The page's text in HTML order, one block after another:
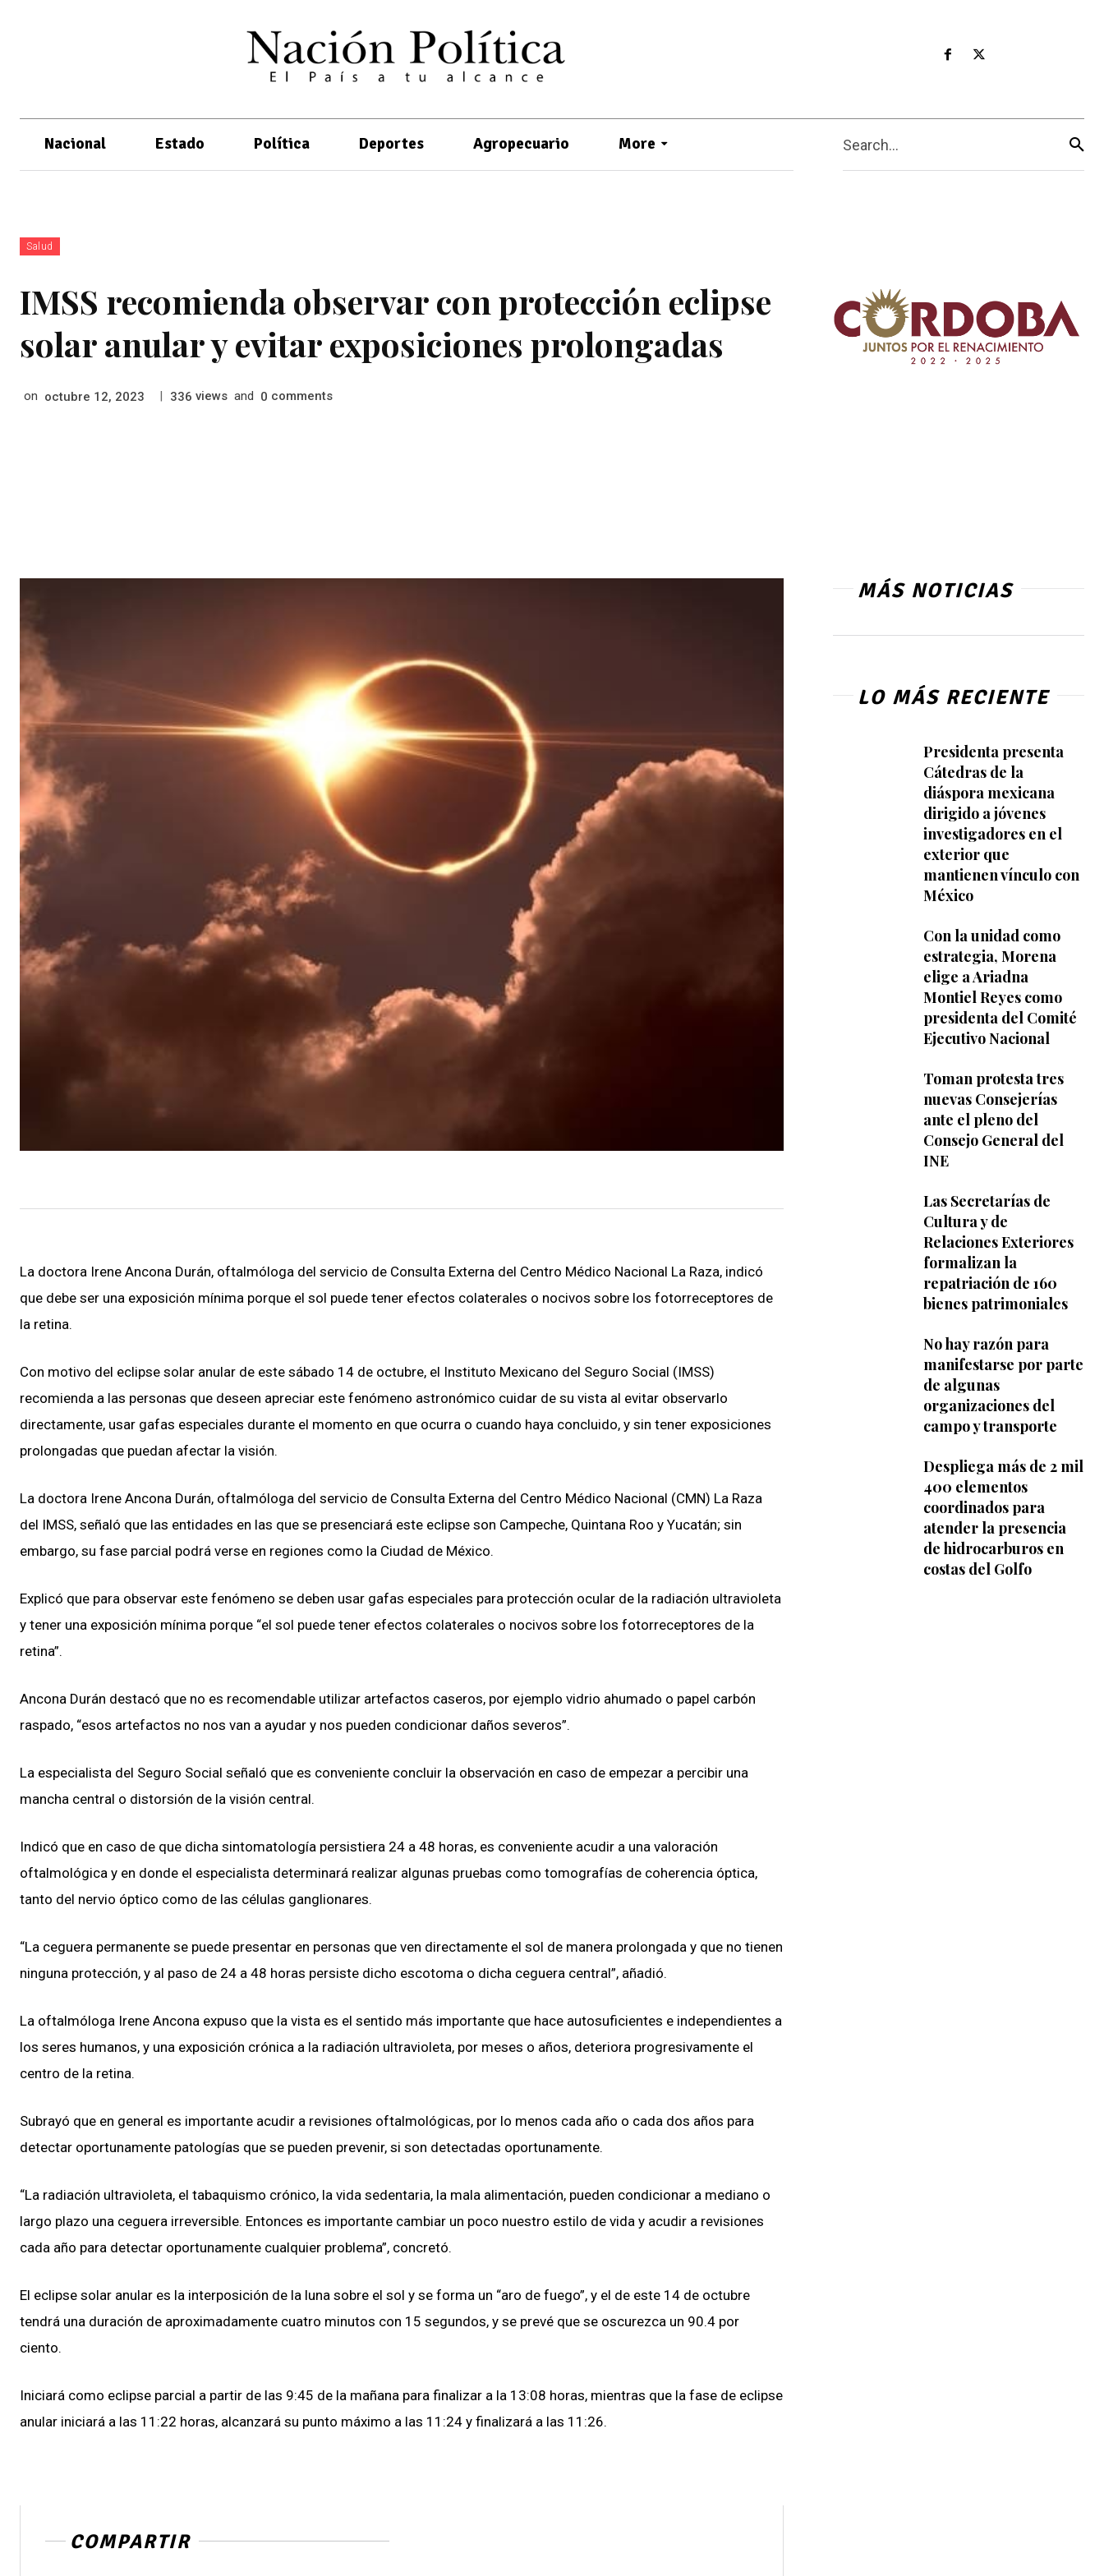
Nacional Estado Política Deportes Agropecuario More Search...
Salud
IMSS recomienda observar con protección eclipse
solar anular y evitar exposiciones prolongadas
on octubre 12, 2023 336 views and 0 comments
La doctora Irene Ancona Durán, oftalmóloga del servicio de Consulta Externa del Centro Médico Nacional La Raza, indicó
que debe ser una exposición mínima porque el sol puede tener efectos colaterales o nocivos sobre los fotorreceptores de
la retina.
Con motivo del eclipse solar anular de este sábado 14 de octubre, el Instituto Mexicano del Seguro Social (IMSS)
recomienda a las personas que deseen apreciar este fenómeno astronómico cuidar de su vista al evitar observarlo
directamente, usar gafas especiales durante el momento en que ocurra o cuando haya concluido, y sin tener exposiciones
prolongadas que puedan afectar la visión.
La doctora Irene Ancona Durán, oftalmóloga del servicio de Consulta Externa del Centro Médico Nacional (CMN) La Raza
del IMSS, señaló que las entidades en las que se presenciará este eclipse son Campeche, Quintana Roo y Yucatán; sin
embargo, su fase parcial podrá verse en regiones como la Ciudad de México.
Explicó que para observar este fenómeno se deben usar gafas especiales para protección ocular de la radiación ultravioleta
y tener una exposición mínima porque “el sol puede tener efectos colaterales o nocivos sobre los fotorreceptores de la
retina”.
Ancona Durán destacó que no es recomendable utilizar artefactos caseros, por ejemplo vidrio ahumado o papel carbón
raspado, “esos artefactos no nos van a ayudar y nos pueden condicionar daños severos”.
La especialista del Seguro Social señaló que es conveniente concluir la observación en caso de empezar a percibir una
mancha central o distorsión de la visión central.
Indicó que en caso de que dicha sintomatología persistiera 24 a 48 horas, es conveniente acudir a una valoración
oftalmológica y en donde el especialista determinará realizar algunas pruebas como tomografías de coherencia óptica,
tanto del nervio óptico como de las células ganglionares.
“La ceguera permanente se puede presentar en personas que ven directamente el sol de manera prolongada y que no tienen
ninguna protección, y al paso de 24 a 48 horas persiste dicho escotoma o dicha ceguera central”, añadió.
La oftalmóloga Irene Ancona expuso que la vista es el sentido más importante que hace autosuficientes e independientes a
los seres humanos, y una exposición crónica a la radiación ultravioleta, por meses o años, deteriora progresivamente el
centro de la retina.
Subrayó que en general es importante acudir a revisiones oftalmológicas, por lo menos cada año o cada dos años para
detectar oportunamente patologías que se pueden prevenir, si son detectadas oportunamente.
“La radiación ultravioleta, el tabaquismo crónico, la vida sedentaria, la mala alimentación, pueden condicionar a mediano o
largo plazo una ceguera irreversible. Entonces es importante cambiar un poco nuestro estilo de vida y acudir a revisiones
cada año para detectar oportunamente cualquier problema”, concretó.
El eclipse solar anular es la interposición de la luna sobre el sol y se forma un “aro de fuego”, y el de este 14 de octubre
tendrá una duración de aproximadamente cuatro minutos con 15 segundos, y se prevé que se oscurezca un 90.4 por
ciento.
Iniciará como eclipse parcial a partir de las 9:45 de la mañana para finalizar a la 13:08 horas, mientras que la fase de eclipse
anular iniciará a las 11:22 horas, alcanzará su punto máximo a las 11:24 y finalizará a las 11:26.
COMPARTIR
MÁS NOTICIAS
LO MÁS RECIENTE
Presidenta presenta
Cátedras de la
diáspora mexicana
dirigido a jóvenes
investigadores en el
exterior que
mantienen vínculo con
México
Con la unidad como
estrategia, Morena
elige a Ariadna
Montiel Reyes como
presidenta del Comité
Ejecutivo Nacional
Toman protesta tres
nuevas Consejerías
ante el pleno del
Consejo General del
INE
Las Secretarías de
Cultura y de
Relaciones Exteriores
formalizan la
repatriación de 160
bienes patrimoniales
No hay razón para
manifestarse por parte
de algunas
organizaciones del
campo y transporte
Despliega más de 2 mil
400 elementos
coordinados para
atender la presencia
de hidrocarburos en
costas del Golfo